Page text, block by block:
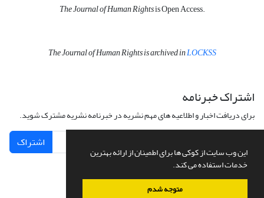
این وب سایت از کوکی ها برای اطمینان از ارائه بهترین
خدمات استفاده می کند.
متوجه شدم
The Journal of Human Rightsis Open Access.
The Journal of Human Rights is archived inLOCKSS
اشتراک خبرنامه
برای دریافت اخبار و اطلاعیه های مهم نشریه در خبرنامه نشریه مشترک شوید.
اشتراک